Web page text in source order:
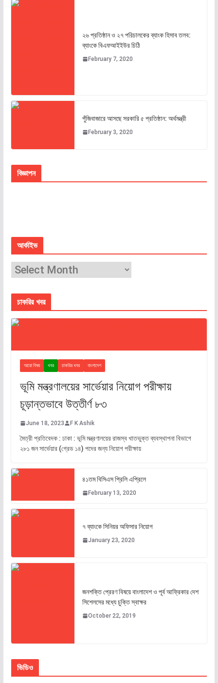
২৬ প্রতিষ্ঠান ও ২৭ পরিচালকের ব্যাংক হিসাব তলব:
ব্যাংকে বিএফআইইউর চিঠি
February 7, 2020
পুঁজিবাজারে আসছে সরকারি ৫ প্রতিষ্ঠান: অর্থমন্ত্রী
February 3, 2020
বিজ্ঞাপন
আর্কাইভ
চাকরির খবর
আরো বিষয় খবর চাকরির খবর বাংলাদেশ
ভূমি মন্ত্রণালয়ের সার্ভেয়ার নিয়োগ পরীক্ষায়
চূড়ান্তভাবে উত্তীর্ণ ৮৩
June 18, 2023 F K Ashik
মৈত্রী প্রতিবেদক : ঢাকা : ভূমি মন্ত্রণালয়ের রাজস্ব খাতভুক্ত ব্যবস্থাপনা বিভাগে
২৮১ জন সার্ভেয়ার (গ্রেড ১৪) পদের জন্য নিয়োগ পরীক্ষায়
৪১তম বিসিএস প্রিলি এপ্রিলে
February 13, 2020
৭ ব্যাংকে সিনিয়র অফিসার নিয়োগ
January 23, 2020
জনশক্তি প্রেরণ বিষয়ে বাংলাদেশ ও পূর্ব আফ্রিকার দেশ
সিশেলসের মধ্যে চুক্তি স্বাক্ষর
October 22, 2019
ভিডিও